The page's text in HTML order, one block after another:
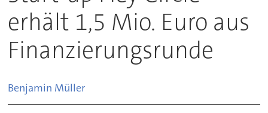
erhält 1,5 Mio. Euro aus
Finanzierungsrunde
Benjamin Müller